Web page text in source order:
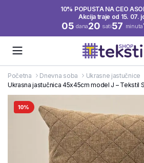
10% POPUSTA NA CEO
Akcija traje od 15. 07.
05 dana20 sati57 minuta
Početna Dnevna soba
Ukrasne jastučnice
Ukrasna jastučnica 45x45cm model J – Tekstil
10%